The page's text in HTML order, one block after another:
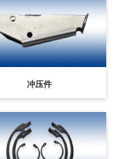
冲压件